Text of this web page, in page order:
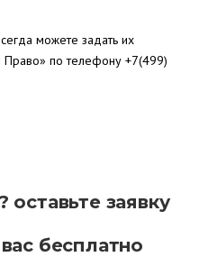
можете задать их
Право» по телефону +7(499)
заявку
бесплатно